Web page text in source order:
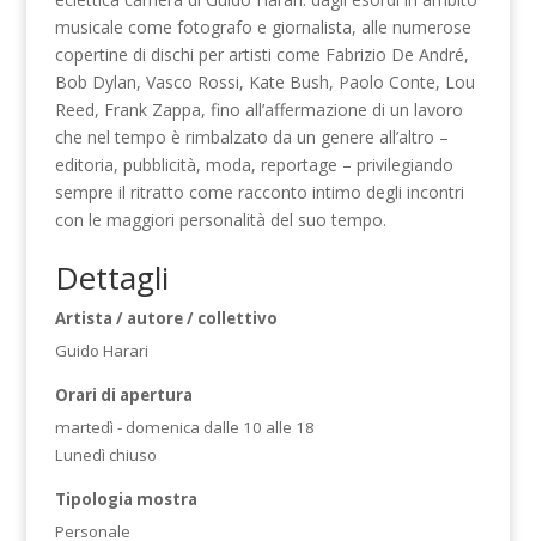
musicale come fotografo e giornalista, alle numerose
copertine di dischi per artisti come Fabrizio De André,
Bob Dylan, Vasco Rossi, Kate Bush, Paolo Conte, Lou
Reed, Frank Zappa, fino all’affermazione di un lavoro
che nel tempo è rimbalzato da un genere all’altro –
editoria, pubblicità, moda, reportage – privilegiando
sempre il ritratto come racconto intimo degli incontri
con le maggiori personalità del suo tempo.
Dettagli
Artista / autore / collettivo
Guido Harari
Orari di apertura
martedì - domenica dalle 10 alle 18
Lunedì chiuso
Tipologia mostra
Personale